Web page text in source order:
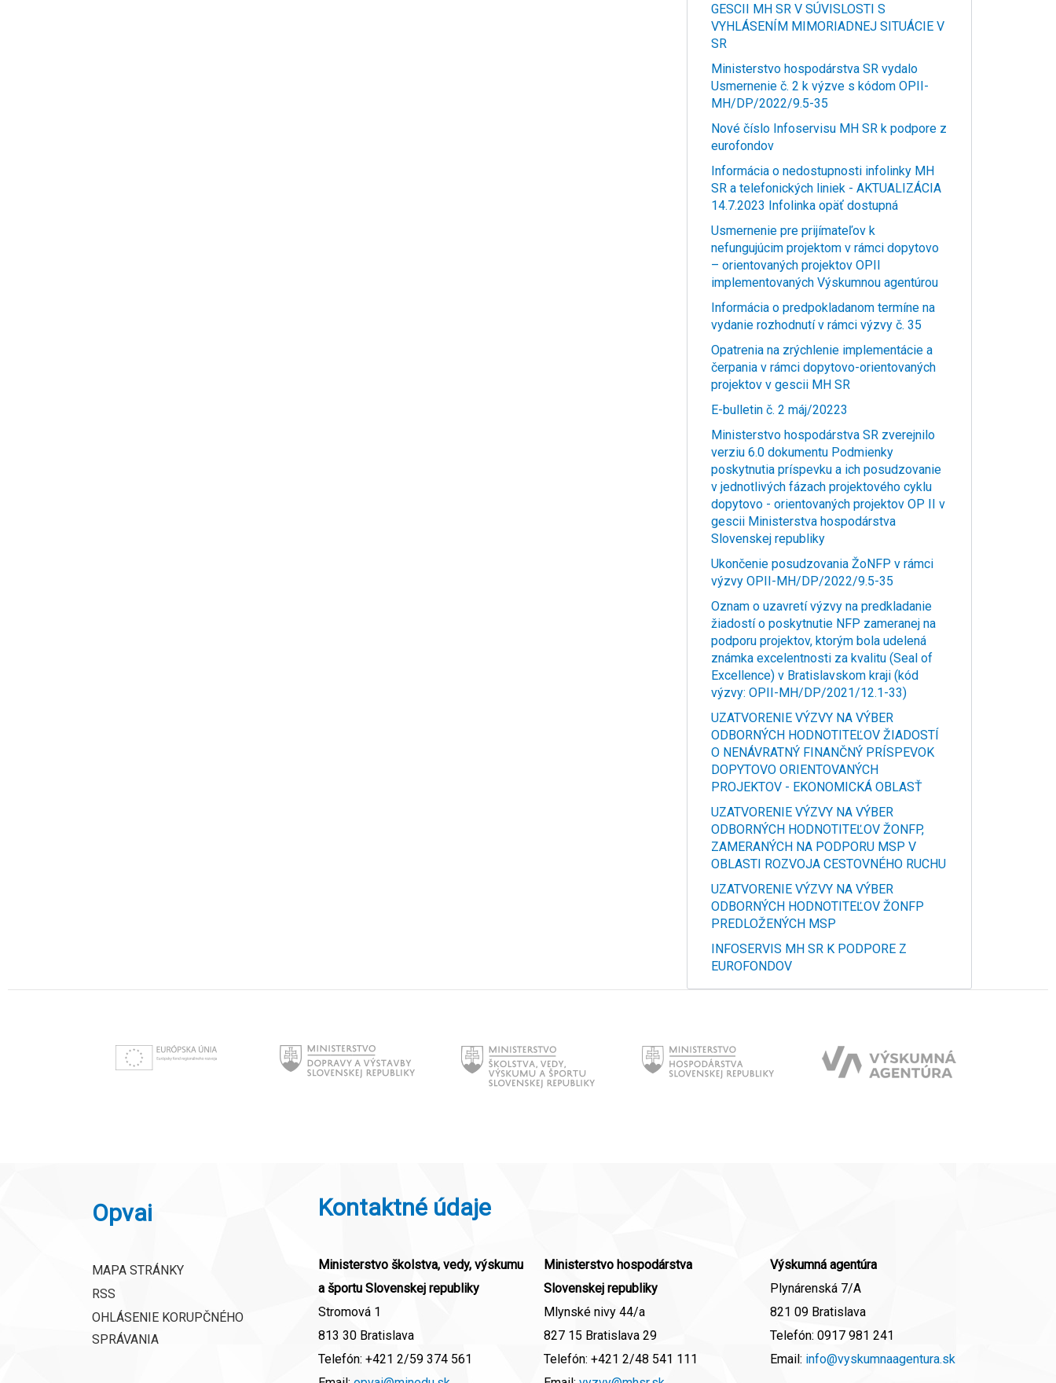
GESCII MH SR V SÚVISLOSTI S
VYHLÁSENÍM MIMORIADNEJ SITUÁCIE V
SR
Ministerstvo hospodárstva SR vydalo
Usmernenie č. 2 k výzve s kódom OPII-
MH/DP/2022/9.5-35
Nové číslo Infoservisu MH SR k podpore z
eurofondov
Informácia o nedostupnosti infolinky MH
SR a telefonických liniek - AKTUALIZÁCIA
14.7.2023 Infolinka opäť dostupná
Usmernenie pre prijímateľov k
nefungujúcim projektom v rámci dopytovo
– orientovaných projektov OPII
implementovaných Výskumnou agentúrou
Informácia o predpokladanom termíne na
vydanie rozhodnutí v rámci výzvy č. 35
Opatrenia na zrýchlenie implementácie a
čerpania v rámci dopytovo-orientovaných
projektov v gescii MH SR
E-bulletin č. 2 máj/20223
Ministerstvo hospodárstva SR zverejnilo
verziu 6.0 dokumentu Podmienky
poskytnutia príspevku a ich posudzovanie
v jednotlivých fázach projektového cyklu
dopytovo - orientovaných projektov OP II v
gescii Ministerstva hospodárstva
Slovenskej republiky
Ukončenie posudzovania ŽoNFP v rámci
výzvy OPII-MH/DP/2022/9.5-35
Oznam o uzavretí výzvy na predkladanie
žiadostí o poskytnutie NFP zameranej na
podporu projektov, ktorým bola udelená
známka excelentnosti za kvalitu (Seal of
Excellence) v Bratislavskom kraji (kód
výzvy: OPII-MH/DP/2021/12.1-33)
UZATVORENIE VÝZVY NA VÝBER
ODBORNÝCH HODNOTITEĽOV ŽIADOSTÍ
O NENÁVRATNÝ FINANČNÝ PRÍSPEVOK
DOPYTOVO ORIENTOVANÝCH
PROJEKTOV - EKONOMICKÁ OBLASŤ
UZATVORENIE VÝZVY NA VÝBER
ODBORNÝCH HODNOTITEĽOV ŽONFP,
ZAMERANÝCH NA PODPORU MSP V
OBLASTI ROZVOJA CESTOVNÉHO RUCHU
UZATVORENIE VÝZVY NA VÝBER
ODBORNÝCH HODNOTITEĽOV ŽONFP
PREDLOŽENÝCH MSP
INFOSERVIS MH SR K PODPORE Z
EUROFONDOV
Opvai
MAPA STRÁNKY
RSS
OHLÁSENIE KORUPČNÉHO
SPRÁVANIA
Kontaktné údaje
Ministerstvo školstva, vedy, výskumu
a športu Slovenskej republiky
Stromová 1
813 30 Bratislava
Telefón: +421 2/59 374 561
Ministerstvo hospodárstva
Slovenskej republiky
Mlynské nivy 44/a
827 15 Bratislava 29
Telefón: +421 2/48 541 111
Výskumná agentúra
Plynárenská 7/A
821 09 Bratislava
Telefón: 0917 981 241
Email: info@vyskumnaagentura.sk